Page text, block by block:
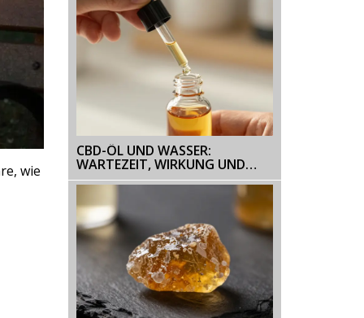
wie
CBD-ÖL UND WASSER:
WARTEZEIT, WIRKUNG UND
RICHTIGE EINNAHME